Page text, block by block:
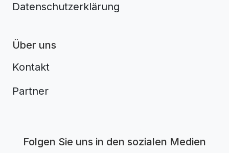
Datenschutzerklärung
Über uns
Kontakt
Partner
Folgen Sie uns in den sozialen Medien